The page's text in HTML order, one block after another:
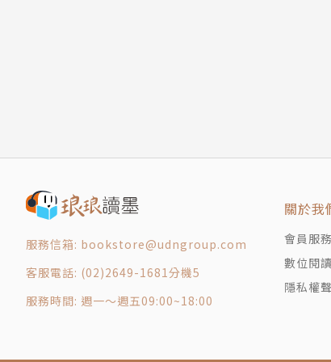
你知道聊天必用的英文縮寫有哪些嗎？
AFAIK
as for as I know 就我所知
be right back 馬上回來
best friends forever 麻吉
Section 3 日常英語
01 Cleaning Up大掃除影片在這裡！
02 Making a Medical Appointment預約
04 Arranging a Time to Meet安排會面時
05rUsing Social Media使用社群媒體
服務信箱: bookstore@udngroup.com
客服電話: (02)2649-1681分機5
服務時間: 週一～週五09:00~18:00
關於我
會員服
數位閱
隱私權